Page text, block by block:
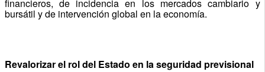
financieros, de incidencia en los mercados cambiario y
bursátil y de intervención global en la economía.
Revalorizar el rol del Estado en la seguridad previsional